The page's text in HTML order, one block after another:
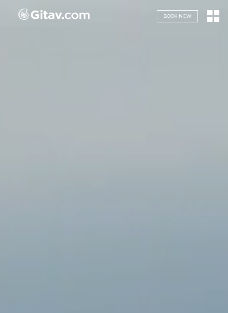
Navigazione servizi
BOOK NOW